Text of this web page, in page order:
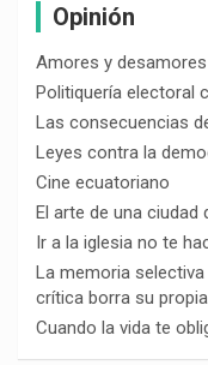
Opinión
Amores y
Politiquería electoral
Las consecuencias
Leyes contra la
Cine ecuatoriano
El arte de una ciudad
Ir a la iglesia no te
La memoria
crítica borra su
Cuando la vida te